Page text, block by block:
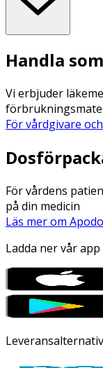
Handla
Vi erbjuder
För vårdgivare
För vårdens
på din medicin
Läs mer om
Ladda ner vår app
Leveransalternativ